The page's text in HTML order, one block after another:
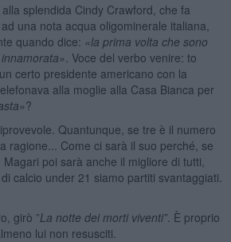
splendida Cindy Crawford, che fa
una nota acqua oligominerale italiana,
quando dice: «la prima volta che sono
. Voce del verbo venire: to
certo presidente americano con la
alla moglie alla Casa Bianca per
?
Quantunque, se tre è il numero
ragione... Come ci sarà il suo perché, se
poi sarà anche il migliore di tutti,
calcio under 21 siamo partiti svantaggiati.
girò ”La notte dei morti viventi”. È proprio
lui non resusciti.